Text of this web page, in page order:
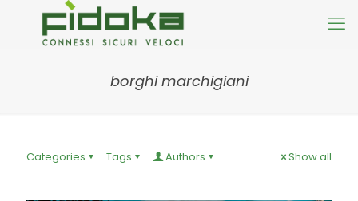
borghi marchigiani
Categories Tags Authors Show all